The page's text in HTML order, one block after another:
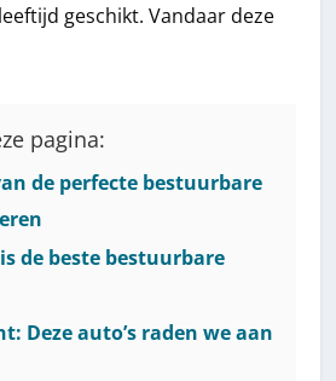
geschikt. Vandaar deze
pagina:
de perfecte bestuurbare
de beste bestuurbare
Deze auto’s raden we aan